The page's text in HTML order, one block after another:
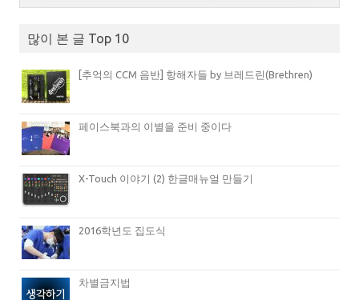
많이 본 글 Top 10
[추억의 CCM 음반] 항해자들 by 브레드린(Brethren)
페이스북과의 이별을 준비 중이다
X-Touch 이야기 (2) 한글매뉴얼 만들기
2016학년도 집도식
차별금지법